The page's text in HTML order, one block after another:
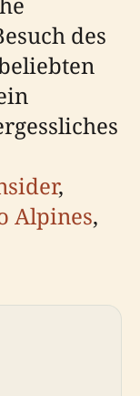
des
,
Alpines,